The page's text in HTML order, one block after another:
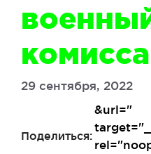
29 сентября, 2022
Поделиться:
&url="